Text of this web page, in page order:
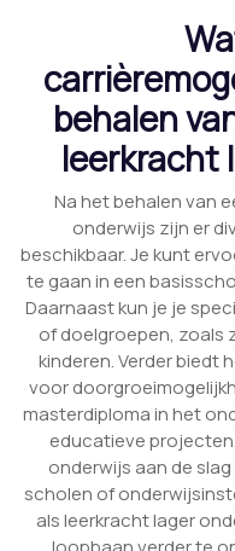
behalen
leerkracht
Na het behalen van
onderwijs zijn er
beschikbaar. Je kunt
te gaan in een
Daarnaast kun je je
of doelgroepen, zoals
kinderen. Verder biedt
voor
masterdiploma in het
educatieve
onderwijs aan de
scholen of
als leerkracht lager